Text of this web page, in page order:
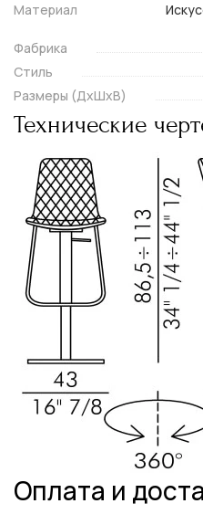
Материал
Фабрика
Стиль
Размеры (ДxШxВ)
Технические
Оплата и